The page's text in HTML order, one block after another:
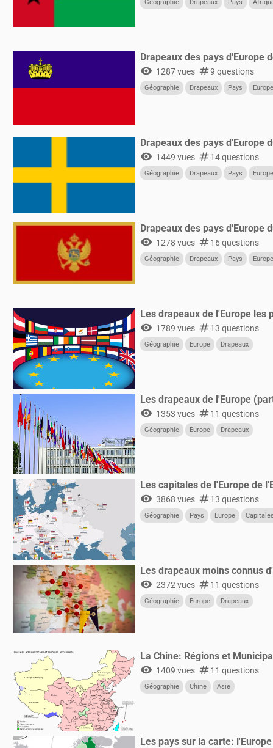
Géographie Drapeaux Pays
Drapeaux des pays d'Europe
visibility 1287 vues numbers9 questions
Géographie Drapeaux Pays
Drapeaux des pays d'Europe
visibility 1449 vues numbers14 questions
Géographie Drapeaux Pays
Drapeaux des pays d'Europe
visibility 1278 vues numbers16 questions
Géographie Drapeaux Pays
Les drapeaux de l'Europe les
visibility 1789 vues numbers13 questions
Géographie Europe Drapeaux
Les drapeaux de l'Europe
visibility 1353 vues numbers11 questions
Géographie Europe Drapeaux
Les capitales de l'Europe de
visibility 3868 vues numbers13 questions
Géographie Pays Europe
Les drapeaux moins connus
visibility 2372 vues numbers11 questions
Géographie Europe Drapeaux
La Chine: Régions et
visibility 1409 vues numbers11 questions
Géographie Chine Asie
Les pays sur la carte: